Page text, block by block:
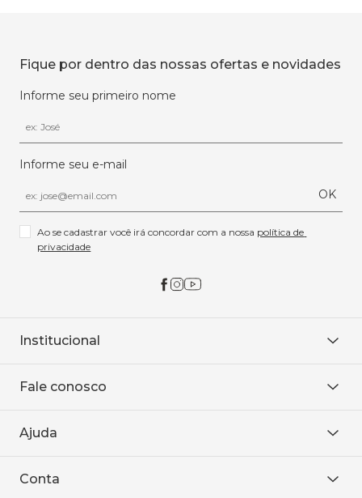
Fique por dentro das nossas ofertas e novidades
Informe seu primeiro nome
Informe seu e-mail
OK
Ao se cadastrar você irá concordar com a nossa política de
privacidade
Institucional
Onde encontrar
Baixe o APP
Fale conosco
WhatsApp
Ajuda
Política de entrega
Conta